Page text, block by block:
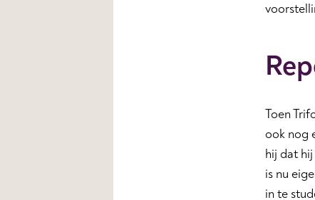
Toen
ook nog
hij dat
is nu
in te